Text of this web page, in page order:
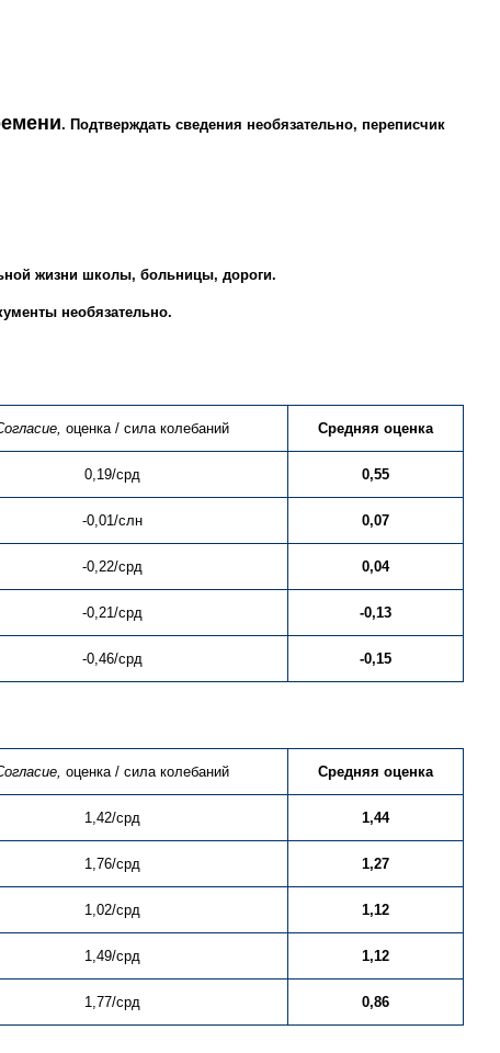
. Подтверждать сведения необязательно, переписчик
жизни школы, больницы, дороги.
необязательно.
оценка / сила колебаний Средняя оценка
0,19/срд 0,55
-0,01/слн 0,07
-0,22/срд 0,04
-0,21/срд -0,13
-0,46/срд -0,15
оценка / сила колебаний Средняя оценка
1,42/срд 1,44
1,76/срд 1,27
1,02/срд 1,12
1,49/срд 1,12
1,77/срд 0,86